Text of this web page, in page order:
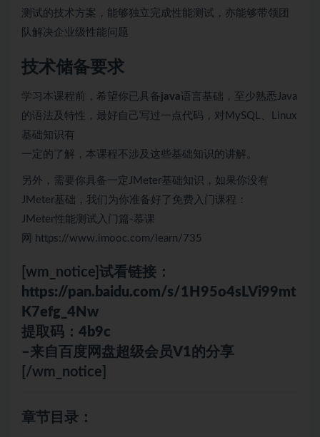
测试的技术方案，能够独立完成性能测试，亦能够带领团
队解决企业级性能问题
技术储备要求
学习本课程前，希望你已具备java语言基础，至少熟悉Java
的语法及特性，最好自己写过一点代码，对MySQL、Linux
基础知识有
一定的了解，本课程不涉及这些基础知识的讲解。
另外，需要你具备一定JMeter基础知识，如果你没有
JMeter基础，我们为你准备好了免费入门课程：
JMeter性能测试入门篇-慕课
网 https://www.imooc.com/learn/735
[wm_notice] 试看链接：
https://pan.baidu.com/s/1H95o4sLVi99mt
K7efg_4Nw
提取码：4b9c
–来自百度网盘超级会员V1的分享
[/wm_notice]
章节目录：